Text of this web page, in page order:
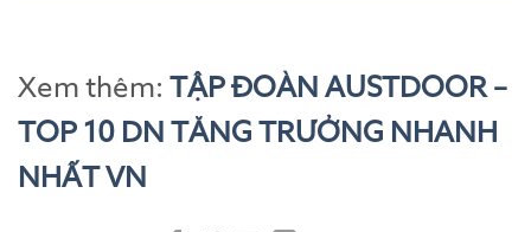
Xem thêm: TẬP ĐOÀN AUSTDOOR –
TOP 10 DN TĂNG TRƯỞNG NHANH
NHẤT VN